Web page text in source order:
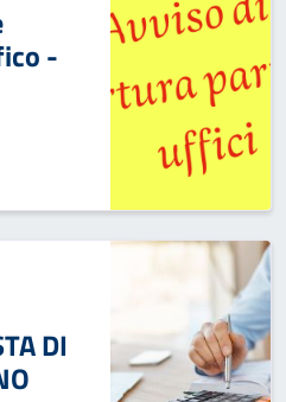
-
DEMOGRAFICO - MERCOLEDÌ
DI